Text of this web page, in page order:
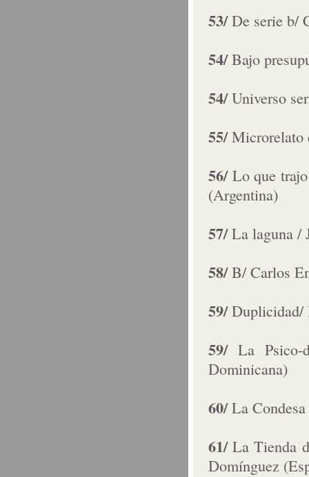
53/De serie b/
54/Bajo
54/Universo
55/Microrelato
56/ Lo que
(Argentina)
57/La laguna /
58/B/ Carlos
59/Duplicidad/
59/La Psico-
Dominicana)
60/La
61/La Tienda
Domínguez